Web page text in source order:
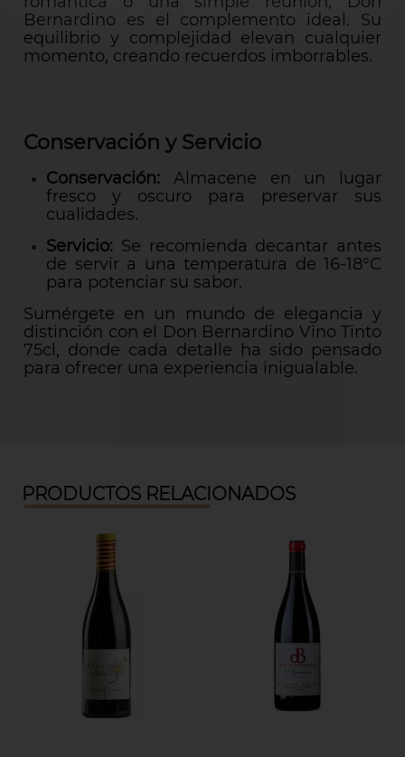
Bernardino es el complemento ideal. Su
equilibrio y complejidad elevan cualquier
momento, creando recuerdos imborrables.
Conservación y Servicio
Conservación: Almacene en un lugar
fresco y oscuro para preservar sus
cualidades.
Servicio: Se recomienda decantar antes
de servir a una temperatura de 16-18°C
para potenciar su sabor.
Sumérgete en un mundo de elegancia y
distinción con el Don Bernardino Vino Tinto
75cl, donde cada detalle ha sido pensado
para ofrecer una experiencia inigualable.
PRODUCTOS RELACIONADOS